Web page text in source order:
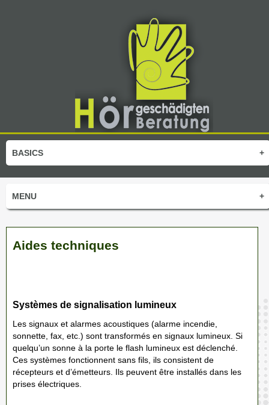
+
BASICS
+
MENU
Aides techniques
Systèmes de signalisation lumineux
Les signaux et alarmes acoustiques (alarme incendie,
sonnette, fax, etc.) sont transformés en signaux lumineux. Si
quelqu’un sonne à la porte le flash lumineux est déclenché.
Ces systèmes fonctionnent sans fils, ils consistent de
récepteurs et d’émetteurs. Ils peuvent être installés dans les
prises électriques.